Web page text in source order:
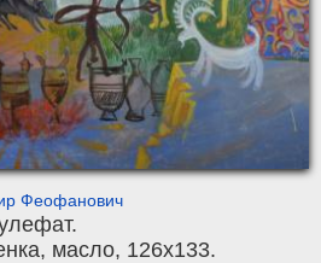
Феофанович
, масло, 126x133.